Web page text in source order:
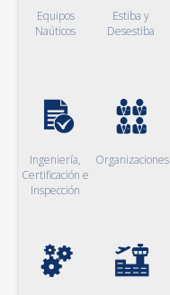
Equipos
Naúticos
Estiba y
Desestiba
Ingeniería,
Certificación e
Inspección
Organizaciones